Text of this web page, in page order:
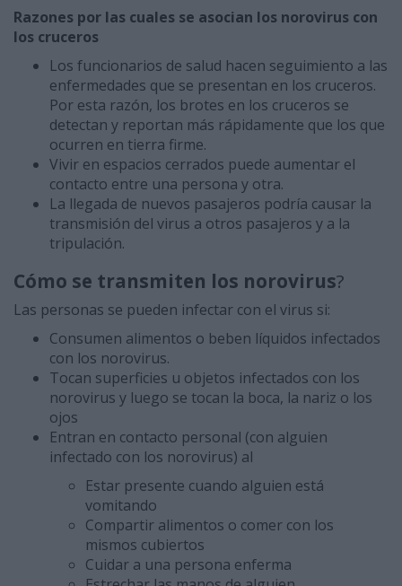
Razones por las cuales se asocian los norovirus con
los cruceros
Los funcionarios de salud hacen seguimiento a las
enfermedades que se presentan en los cruceros.
Por esta razón, los brotes en los cruceros se
detectan y reportan más rápidamente que los que
ocurren en tierra firme.
Vivir en espacios cerrados puede aumentar el
contacto entre una persona y otra.
La llegada de nuevos pasajeros podría causar la
transmisión del virus a otros pasajeros y a la
tripulación.
Cómo se transmiten los norovirus?
Las personas se pueden infectar con el virus si:
Consumen alimentos o beben líquidos infectados
con los norovirus.
Tocan superficies u objetos infectados con los
norovirus y luego se tocan la boca, la nariz o los
ojos
Entran en contacto personal (con alguien
infectado con los norovirus) al
Estar presente cuando alguien está
vomitando
Compartir alimentos o comer con los
mismos cubiertos
Cuidar a una persona enferma